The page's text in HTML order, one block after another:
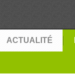
ACTUALITÉ